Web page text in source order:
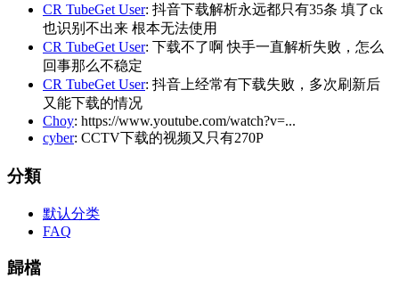
CR TubeGet User: 抖音下载解析永远都只有35条 填了ck
也识别不出来 根本无法使用
CR TubeGet User: 下载不了啊 快手一直解析失败，怎么
回事那么不稳定
CR TubeGet User: 抖音上经常有下载失败，多次刷新后
又能下载的情况
Choy: https://www.youtube.com/watch?v=...
cyber: CCTV下载的视频又只有270P
分類
默认分类
FAQ
歸檔